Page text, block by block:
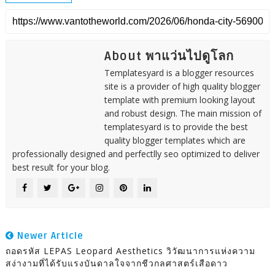
About พาแว่นไปดูโลก
Templatesyard is a blogger resources
site is a provider of high quality blogger
template with premium looking layout
and robust design. The main mission of
templatesyard is to provide the best
quality blogger templates which are
professionally designed and perfectlly seo optimized to deliver
best result for your blog.
Newer Article
ถอดรหัส LEPAS Leopard Aesthetics วิวัฒนาการแห่งความ
สง่างามที่ได้รับแรงบันดาลใจจากชีวกลศาสตร์เสือดาว